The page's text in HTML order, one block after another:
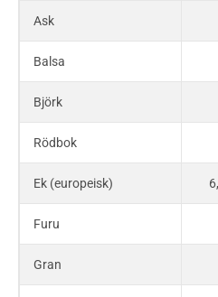
Ask
Balsa
Björk
Rödbok
Ek (europeisk)
Furu
Gran